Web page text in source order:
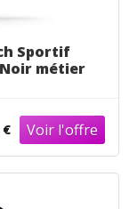
Sportif
métier
€